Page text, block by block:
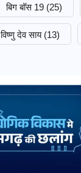
बिग बॉस 19 (25)
विष्णु देव साय (13)